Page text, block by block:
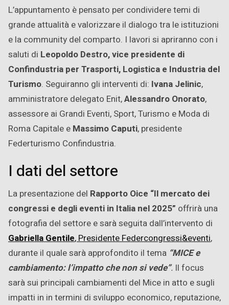
L’appuntamento è pensato per condividere temi di
grande attualità e valorizzare il dialogo tra le istituzioni
e la community del comparto. I lavori si apriranno con i
saluti di Leopoldo Destro, vice presidente di
Confindustria per Trasporti, Logistica e Industria del
Turismo. Seguiranno gli interventi di: Ivana Jelinic,
amministratore delegato Enit,Alessandro Onorato,
assessore ai Grandi Eventi, Sport, Turismo e Moda di
Roma Capitale e Massimo Caputi, presidente
Federturismo Confindustria.
I dati del settore
La presentazione del Rapporto Oice “Il mercato dei
congressi e degli eventi in Italia nel 2025” offrirà una
fotografia del settore e sarà seguita dall’intervento di
Gabriella Gentile, Presidente Federcongressi&eventi,
durante il quale sarà approfondito il tema “MICE e
cambiamento: l’impatto che non si vede”. Il focus
sarà sui principali cambiamenti del Mice in atto e sugli
impatti in in termini di sviluppo economico, reputazione,